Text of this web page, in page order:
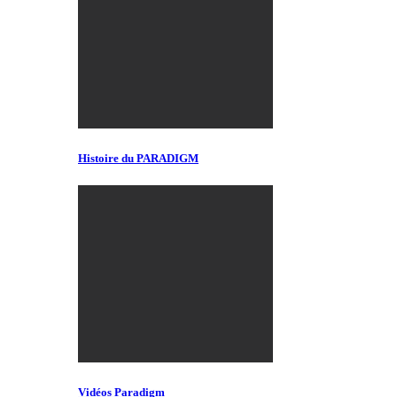
Histoire du PARADIGM
Vidéos Paradigm